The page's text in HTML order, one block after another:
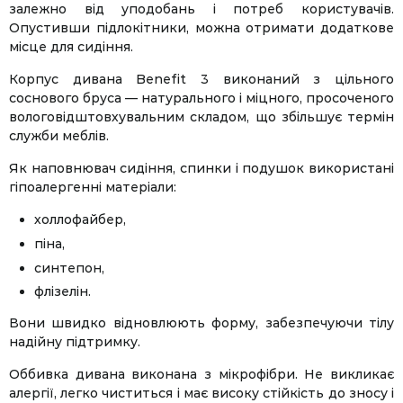
залежно від уподобань і потреб користувачів.
Опустивши підлокітники, можна отримати додаткове
місце для сидіння.
Корпус дивана Benefit 3 виконаний з цільного
соснового бруса — натурального і міцного, просоченого
вологовідштовхувальним складом, що збільшує термін
служби меблів.
Як наповнювач сидіння, спинки і подушок використані
гіпоалергенні матеріали:
холлофайбер,
піна,
синтепон,
флізелін.
Вони швидко відновлюють форму, забезпечуючи тілу
надійну підтримку.
Оббивка дивана виконана з мікрофібри. Не викликає
алергії, легко чиститься і має високу стійкість до зносу і